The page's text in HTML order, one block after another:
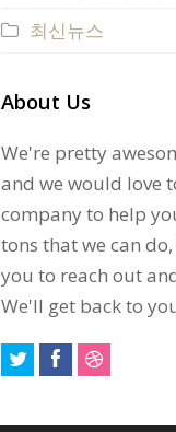
최신뉴스
About Us
We're pretty
and we would love
company to help
tons that we can
you to reach out
We'll get back to